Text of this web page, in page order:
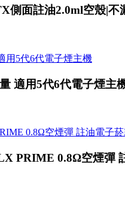
側面註油2.0ml空殼|不
適用5代6代電子煙主
PRIME 0.8Ω空煙彈